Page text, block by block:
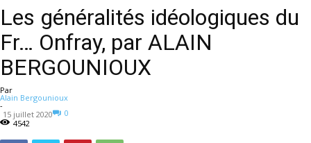
Les généralités idéologiques du
Fr… Onfray, par ALAIN
BERGOUNIOUX
Par
Alain Bergounioux
-
15 juillet 2020
0
4542